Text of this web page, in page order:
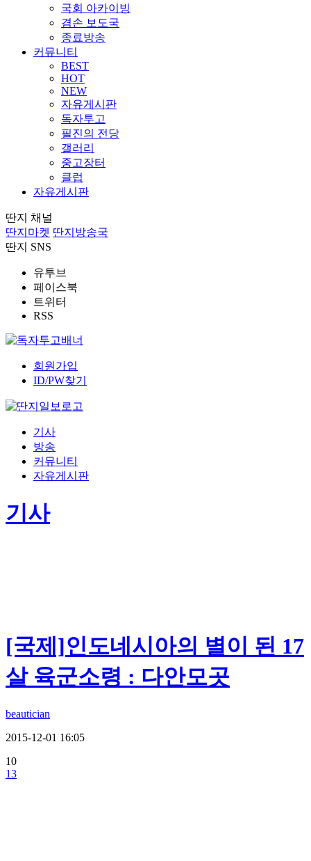
국회 아카이빙
겸손 보도국
종료방송
커뮤니티
BEST
HOT
NEW
자유게시판
독자투고
필진의 전당
갤러리
중고장터
클럽
자유게시판
딴지 채널
딴지마켓 딴지방송국
딴지 SNS
유투브
페이스북
트위터
RSS
회원가입
ID/PW찾기
기사
방송
커뮤니티
자유게시판
기사
[국제]인도네시아의 별이 된 17
살 육군소령 : 다안모곳
beautician
2015-12-01 16:05
10
13